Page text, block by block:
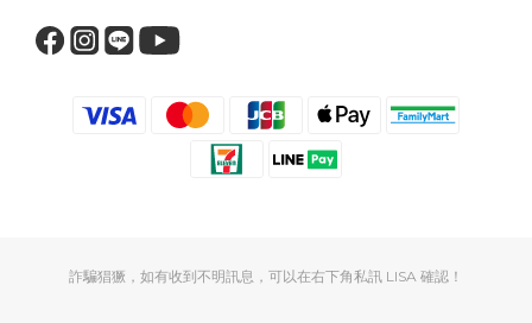
詐騙猖獗，如有收到不明訊息，可以在右下角私訊 LISA 確認！